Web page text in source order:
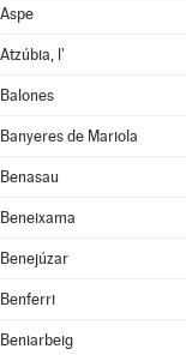
Aspe
Atzúbia, l'
Balones
Banyeres de Mariola
Benasau
Beneixama
Benejúzar
Benferri
Beniarbeig